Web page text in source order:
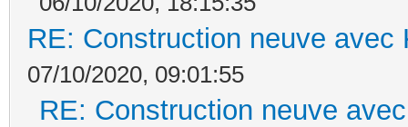
RE: Construction neuve avec
07/10/2020, 09:01:55
RE: Construction neuve